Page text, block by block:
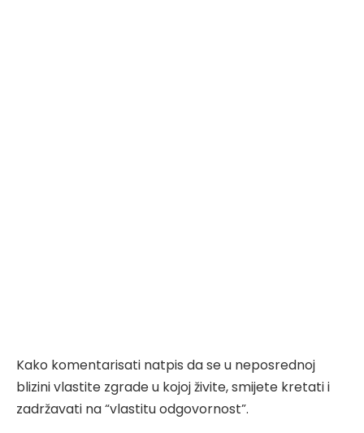
Kako komentarisati natpis da se u neposrednoj
blizini vlastite zgrade u kojoj živite, smijete kretati i
zadržavati na “vlastitu odgovornost”.